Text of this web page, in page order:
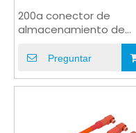
200a conector de
almacenamiento de
arnés terminal de
Preguntar